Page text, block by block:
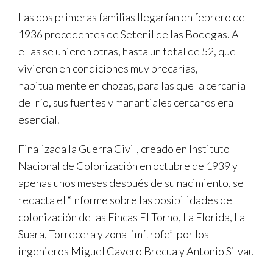
Las dos primeras familias llegarían en febrero de
1936 procedentes de Setenil de las Bodegas. A
ellas se unieron otras, hasta un total de 52, que
vivieron en condiciones muy precarias,
habitualmente en chozas, para las que la cercanía
del río, sus fuentes y manantiales cercanos era
esencial.
Finalizada la Guerra Civil, creado en Instituto
Nacional de Colonización en octubre de 1939 y
apenas unos meses después de su nacimiento, se
redacta el “Informe sobre las posibilidades de
colonización de las Fincas El Torno, La Florida, La
Suara, Torrecera y zona limítrofe” por los
ingenieros Miguel Cavero Brecua y Antonio Silvau